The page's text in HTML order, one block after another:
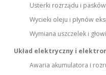
Usterki rozrządu i
Wycieki oleju i płynów
Wymiana uszczelek i
Układ elektryczny i
Awaria akumulatora i